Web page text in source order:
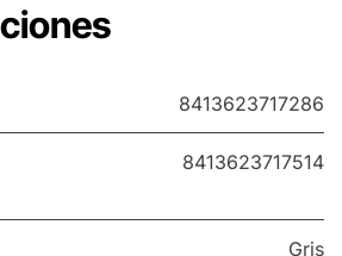
8413623717286
8413623717514
Gris